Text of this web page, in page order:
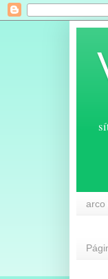
arco